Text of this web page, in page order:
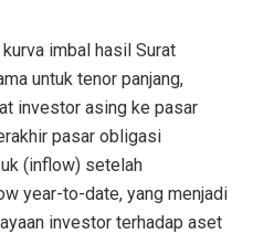
imbal hasil Surat
untuk tenor panjang,
investor asing ke pasar
pasar obligasi
(inflow) setelah
year-to-date, yang menjadi
investor terhadap aset